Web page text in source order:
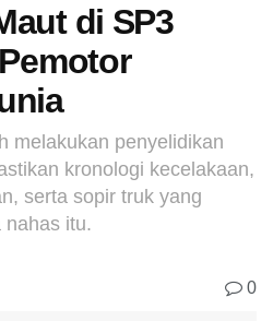
di SP3
melakukan penyelidikan
kronologi kecelakaan,
serta sopir truk yang
nahas itu.
0